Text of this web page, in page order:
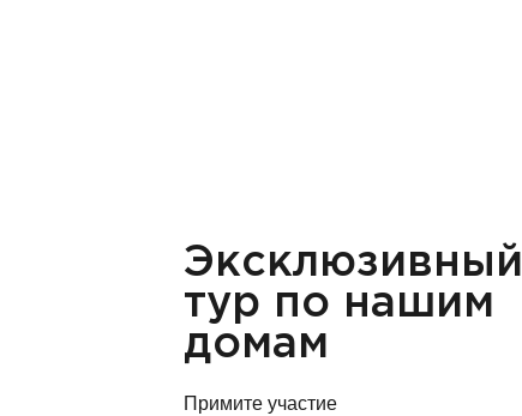
Эксклюзивный
тур по нашим
домам
Примите участие